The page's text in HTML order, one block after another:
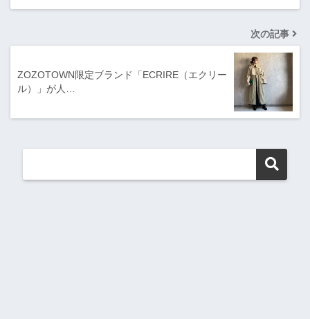
次の記事
ZOZOTOWN限定ブランド「ECRIRE（エクリー
ル）」が人…